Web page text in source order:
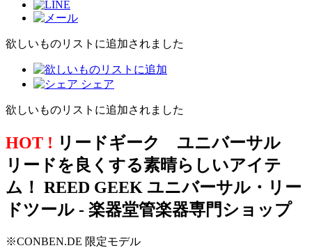
欲しいものリストに追加されました
シェア
欲しいものリストに追加されました
HOT ! リードギーク ユニバーサル
リードを良くする素晴らしいアイテ
ム！ REED GEEK ユニバーサル・リー
ドツール - 楽器堂管楽器専門ショップ
※CONBEN.DE 限定モデル